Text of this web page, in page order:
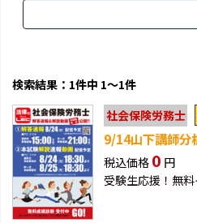
検索結果：1件中 1～1件
社会保険労務士
9/14山下講師分
税込価格 0 円
受験生応援！無料